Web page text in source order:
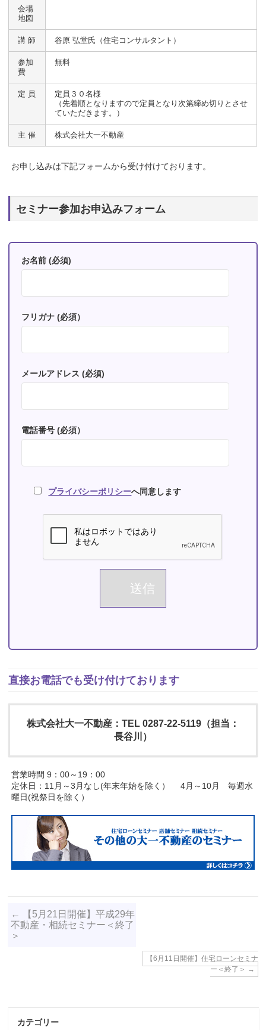
会場
地図
講 師 谷原 弘堂氏（住宅コンサルタント）
参加
費
無料
定 員
定員３０名様
（先着順となりますので定員となり次第締め切りとさせ
ていただきます。）
主 催 株式会社大一不動産
お申し込みは下記フォームから受け付けております。
セミナー参加お申込みフォーム
お名前 (必須)
フリガナ (必須）
メールアドレス (必須)
電話番号 (必須）
プライバシーポリシーへ同意します
直接お電話でも受け付けております
株式会社大一不動産：TEL 0287-22-5119（担当：
長谷川）
営業時間 9：00～19：00
定休日：11月～3月なし(年末年始を除く） 4月～10月 毎週水
曜日(祝祭日を除く）
←
【5月21日開催】平成29年
不動産・相続セミナー＜終了
＞
【6月11日開催】住宅ローンセミナ
ー＜終了＞ →
カテゴリー